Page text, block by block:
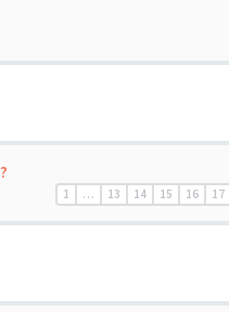
1 … 13 14 15 16 17